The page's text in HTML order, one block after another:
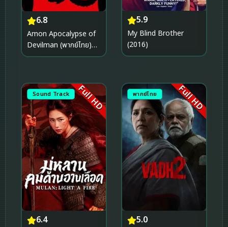
6.8
Amon Apocalypse of
Devilman (พากย์ไทย)
(2000)
5.9
My Blind Brother
(2016)
Sound Track Full HD
6.4
พากย์ไทย Full HD
5.0